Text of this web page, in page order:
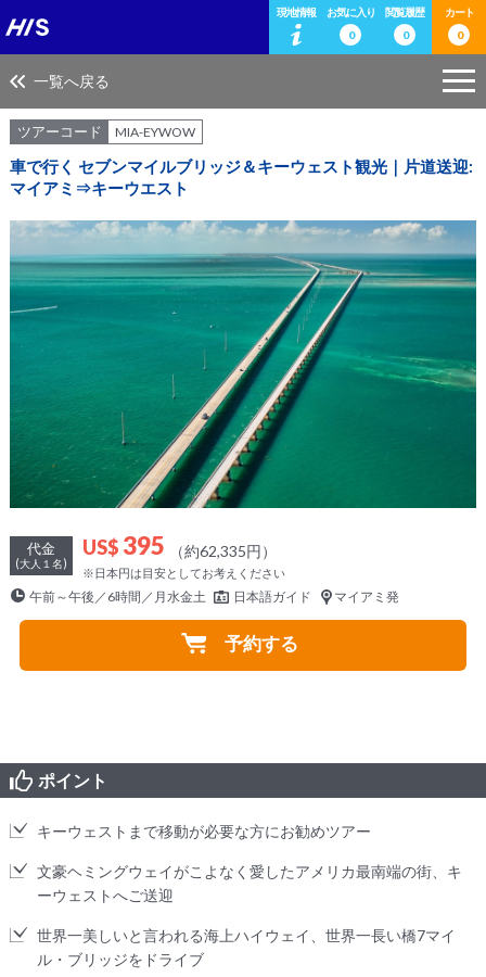
現地情報
お気に入り
0
閲覧履歴
0
カート
0
一覧へ戻る
ツアーコード MIA-EYWOW
車で行く セブンマイルブリッジ＆キーウェスト観光｜片道送迎:
マイアミ⇒キーウエスト
代金
(大人１名)
US$ 395 （約62,335円）
※日本円は目安としてお考えください
午前～午後／6時間／月水金土 日本語ガイド マイアミ発
予約する
ポイント
キーウェストまで移動が必要な方にお勧めツアー
文豪ヘミングウェイがこよなく愛したアメリカ最南端の街、キ
ーウェストへご送迎
世界一美しいと言われる海上ハイウェイ、世界一長い橋7マイ
ル・ブリッジをドライブ